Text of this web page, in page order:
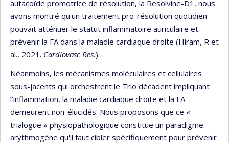
autacoïde promotrice de résolution, la Resolvine-D1, nous
avons montré qu'un traitement pro-résolution quotidien
pouvait atténuer le statut inflammatoire auriculaire et
prévenir la FA dans la maladie cardiaque droite (Hiram, R et
al., 2021. Cardiovasc Res.).
Néanmoins, les mécanismes moléculaires et cellulaires
sous-jacents qui orchestrent le Trio décadent impliquant
l'inflammation, la maladie cardiaque droite et la FA
demeurent non-élucidés. Nous proposons que ce «
trialogue » physiopathologique constitue un paradigme
arythmogène qu'il faut cibler spécifiquement pour prévenir